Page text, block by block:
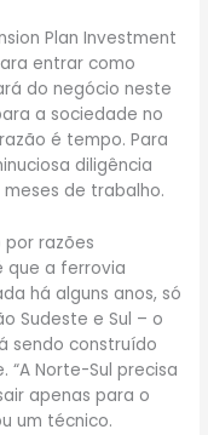
Plan Investment
entrar como
do negócio neste
a sociedade no
é tempo. Para
diligência
de trabalho.
razões
que a ferrovia
há alguns anos, só
Sudeste e Sul – o
sendo construído
“A Norte-Sul precisa
apenas para o
um técnico.